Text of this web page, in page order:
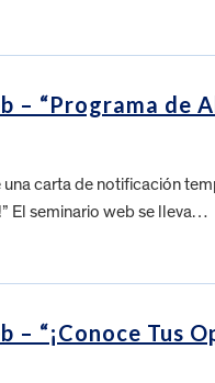
– “Programa de
carta de notificación
El seminario web se lleva…
– “¡Conoce Tus